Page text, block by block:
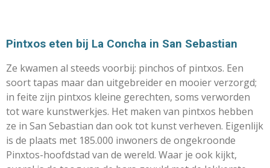
Pintxos eten bij La Concha in San Sebastian
Ze kwamen al steeds voorbij: pinchos of pintxos. Een
soort tapas maar dan uitgebreider en mooier verzorgd;
in feite zijn pintxos kleine gerechten, soms verworden
tot ware kunstwerkjes. Het maken van pintxos hebben
ze in San Sebastian dan ook tot kunst verheven. Eigenlijk
is de plaats met 185.000 inwoners de ongekroonde
Pinxtos-hoofdstad van de wereld. Waar je ook kijkt,